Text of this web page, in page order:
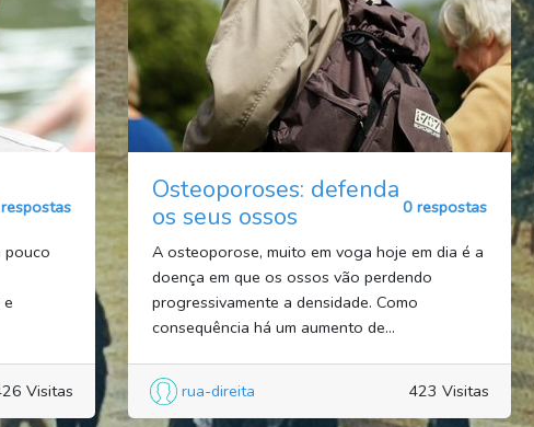
pouco
Visitas
Osteoporoses: defenda
os seus ossos
0 respostas
A osteoporose, muito em voga hoje em dia é a
doença em que os ossos vão perdendo
progressivamente a densidade. Como
consequência há um aumento de...
rua-direita 423 Visitas